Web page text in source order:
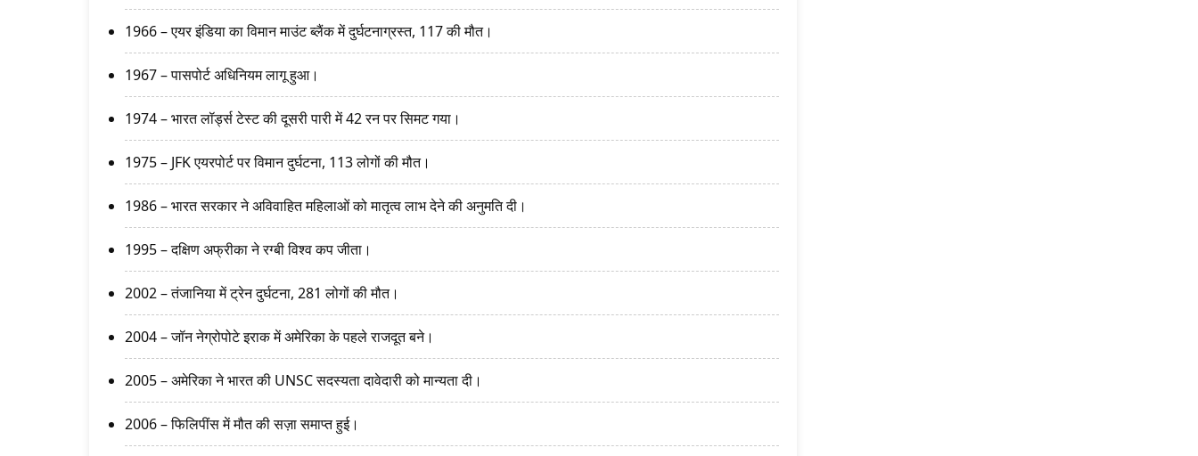
1966 – एयर इंडिया का विमान माउंट ब्लैंक में दुर्घटनाग्रस्त, 117 की मौत।
1967 – पासपोर्ट अधिनियम लागू हुआ।
1974 – भारत लॉर्ड्स टेस्ट की दूसरी पारी में 42 रन पर सिमट गया।
1975 – JFK एयरपोर्ट पर विमान दुर्घटना, 113 लोगों की मौत।
1986 – भारत सरकार ने अविवाहित महिलाओं को मातृत्व लाभ देने की अनुमति दी।
1995 – दक्षिण अफ्रीका ने रग्बी विश्व कप जीता।
2002 – तंजानिया में ट्रेन दुर्घटना, 281 लोगों की मौत।
2004 – जॉन नेग्रोपोटे इराक में अमेरिका के पहले राजदूत बने।
2005 – अमेरिका ने भारत की UNSC सदस्यता दावेदारी को मान्यता दी।
2006 – फिलिपींस में मौत की सज़ा समाप्त हुई।